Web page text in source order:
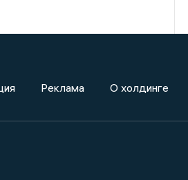
Реклама О холдинге